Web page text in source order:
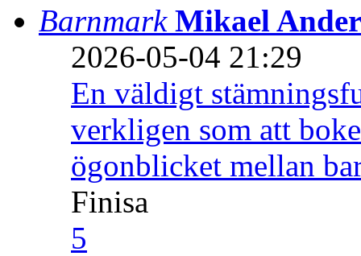
Barnmark Mikael
2026-05-04 21:29
En väldigt
verkligen som att
ögonblicket mellan
Finisa
5